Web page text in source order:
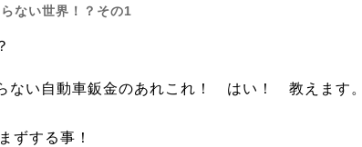
ない世界！？その1
ない自動車鈑金のあれこれ！ はい！ 教えます。
ずする事！